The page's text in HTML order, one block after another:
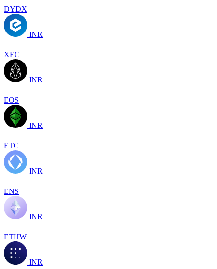
DYDX
INR
XEC
INR
EOS
INR
ETC
INR
ENS
INR
ETHW
INR